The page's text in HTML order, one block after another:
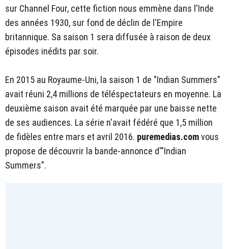
sur Channel Four, cette fiction nous emmène dans l'Inde
des années 1930, sur fond de déclin de l'Empire
britannique. Sa saison 1 sera diffusée à raison de deux
épisodes inédits par soir.
En 2015 au Royaume-Uni, la saison 1 de "Indian Summers"
avait réuni 2,4 millions de téléspectateurs en moyenne. La
deuxième saison avait été marquée par une baisse nette
de ses audiences. La série n'avait fédéré que 1,5 million
de fidèles entre mars et avril 2016. puremedias.comvous
propose de découvrir la bande-annonce d'"Indian
Summers".